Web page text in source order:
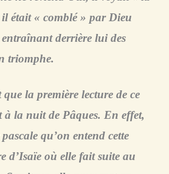
était « comblé » par Dieu
derrière lui des
triomphe.
la première lecture de ce
la nuit de Pâques. En effet,
qu’on entend cette
d’Isaïe où elle fait suite au